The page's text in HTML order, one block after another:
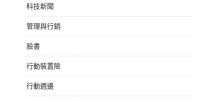
科技新聞
管理與行銷
臉書
行動裝置險
行動週邊